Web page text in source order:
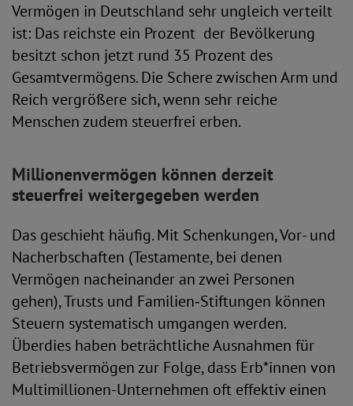
Vermögen in Deutschland sehr ungleich verteilt
ist: Das reichste ein Prozent der Bevölkerung
besitzt schon jetzt rund 35 Prozent des
Gesamtvermögens. Die Schere zwischen Arm und
Reich vergrößere sich, wenn sehr reiche
Menschen zudem steuerfrei erben.
Millionenvermögen können derzeit
steuerfrei weitergegeben werden
Das geschieht häufig. Mit Schenkungen, Vor- und
Nacherbschaften (Testamente, bei denen
Vermögen nacheinander an zwei Personen
gehen), Trusts und Familien‑Stiftungen können
Steuern systematisch umgangen werden.
Überdies haben beträchtliche Ausnahmen für
Betriebsvermögen zur Folge, dass Erb*innen von
Multimillionen-Unternehmen oft effektiv einen